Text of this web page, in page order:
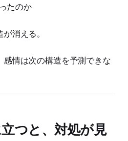
たのか
消える。
感情は次の構造を予測できな
つと、対処が見